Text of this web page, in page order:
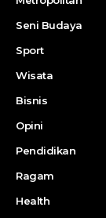
Seni Budaya
Sport
Wisata
Bisnis
Opini
Pendidikan
Ragam
Health